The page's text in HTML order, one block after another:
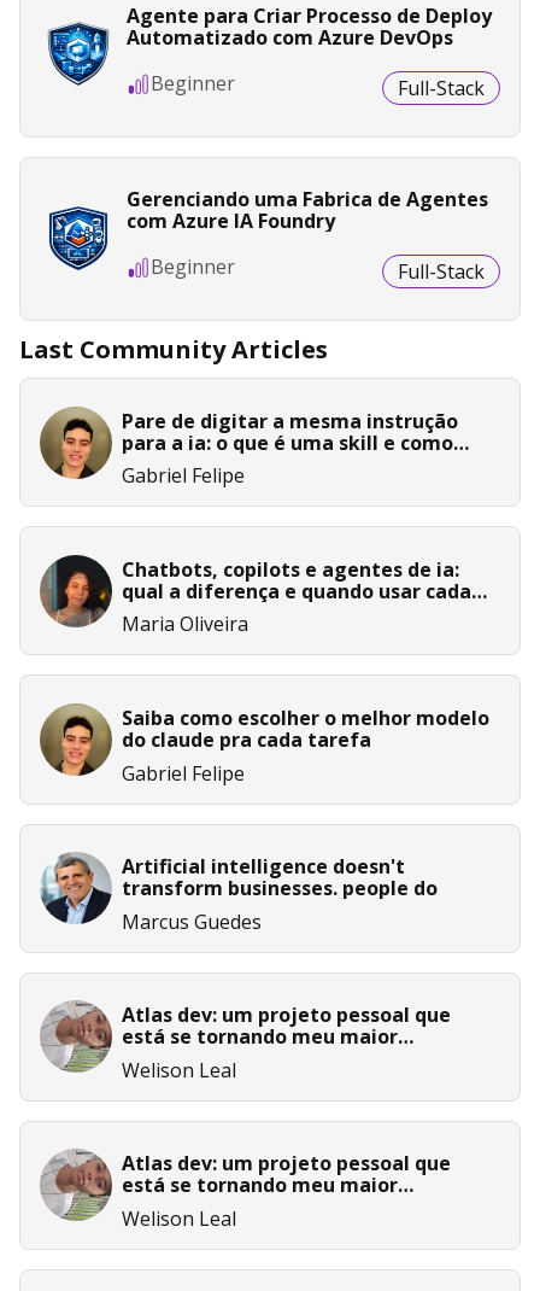
Agente para Criar Processo de Deploy
Automatizado com Azure DevOps
Beginner
Full-Stack
Gerenciando uma Fabrica de Agentes
com Azure IA Foundry
Beginner
Full-Stack
Last Community Articles
Pare de digitar a mesma instrução
para a ia: o que é uma skill e como
criar
Gabriel Felipe
Chatbots, copilots e agentes de ia:
qual a diferença e quando usar cada
um?
Maria Oliveira
Saiba como escolher o melhor modelo
do claude pra cada tarefa
Gabriel Felipe
Artificial intelligence doesn't
transform businesses. people do
Marcus Guedes
Atlas dev: um projeto pessoal que
está se tornando meu maior
laboratório de aprendizado em ia
Welison Leal
Atlas dev: um projeto pessoal que
está se tornando meu maior
laboratório de aprendizado em ia
Welison Leal